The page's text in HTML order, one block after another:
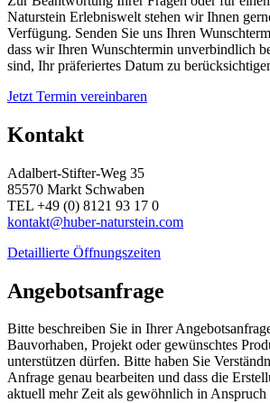
Naturstein Erlebniswelt stehen wir Ihnen
Verfügung. Senden Sie uns Ihren
dass wir Ihren Wunschtermin unverbindlich
sind, Ihr präferiertes Datum zu
Jetzt Termin vereinbaren
Kontakt
Adalbert-Stifter-Weg 35
85570 Markt Schwaben
TEL +49 (0) 8121 93 17 0
kontakt@huber-naturstein.com
Detaillierte Öffnungszeiten
Angebotsanfrage
Bitte beschreiben Sie in Ihrer
Bauvorhaben, Projekt oder gewünschtes
unterstützen dürfen. Bitte haben Sie
Anfrage genau bearbeiten und dass die
aktuell mehr Zeit als gewöhnlich in Anspruch